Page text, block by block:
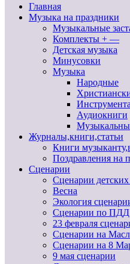
Главная
Музыка на праздники
Музыкальные
Комплекты + —
Детская музыка
Минусовки
Музыка
Народные
Аудиокниги
Журналы,книги,статьи
Книги
Поздравления на
Сценарии
Сценарии
Весна
Экология
Сценарии по ПДД
23 февраля
Сценарии на
Сценарии на 8
9 мая сценарии